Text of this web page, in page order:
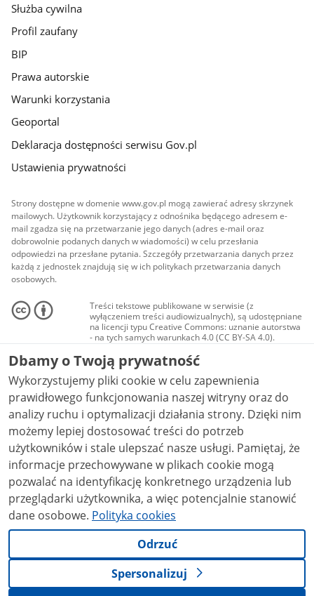
Służba cywilna
Profil zaufany
BIP
Prawa autorskie
Warunki korzystania
Geoportal
Deklaracja dostępności serwisu Gov.pl
Ustawienia prywatności
Strony dostępne w domenie www.gov.pl mogą zawierać adresy skrzynek
mailowych. Użytkownik korzystający z odnośnika będącego adresem e-
mail zgadza się na przetwarzanie jego danych (adres e-mail oraz
dobrowolnie podanych danych w wiadomości) w celu przesłania
odpowiedzi na przesłane pytania. Szczegóły przetwarzania danych przez
każdą z jednostek znajdują się w ich politykach przetwarzania danych
osobowych.
Treści tekstowe publikowane w serwisie (z
wyłączeniem treści audiowizualnych), są udostępniane
na licencji typu Creative Commons: uznanie autorstwa
- na tych samych warunkach 4.0 (CC BY-SA 4.0).
Materiały audiowizualne, w tym zdjęcia, materiały
audio i wideo, są udostępniane na licencji typu
Creative Commons: uznanie autorstwa użycie
niekomercyjne - bez utworów zależnych 4.0 (CC BY-
NC-ND 4.0), o ile nie jest to stwierdzone inaczej.
Dbamy o Twoją prywatność
Wykorzystujemy pliki cookie w celu zapewnienia
prawidłowego funkcjonowania naszej witryny oraz do
analizy ruchu i optymalizacji działania strony. Dzięki nim
możemy lepiej dostosować treści do potrzeb
użytkowników i stale ulepszać nasze usługi. Pamiętaj, że
informacje przechowywane w plikach cookie mogą
pozwalać na identyfikację konkretnego urządzenia lub
przeglądarki użytkownika, a więc potencjalnie stanowić
dane osobowe. Polityka cookies
Odrzuć
Spersonalizuj